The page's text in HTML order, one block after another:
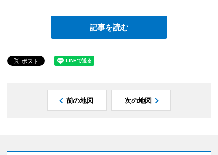
記事を読む
前の地図 次の地図